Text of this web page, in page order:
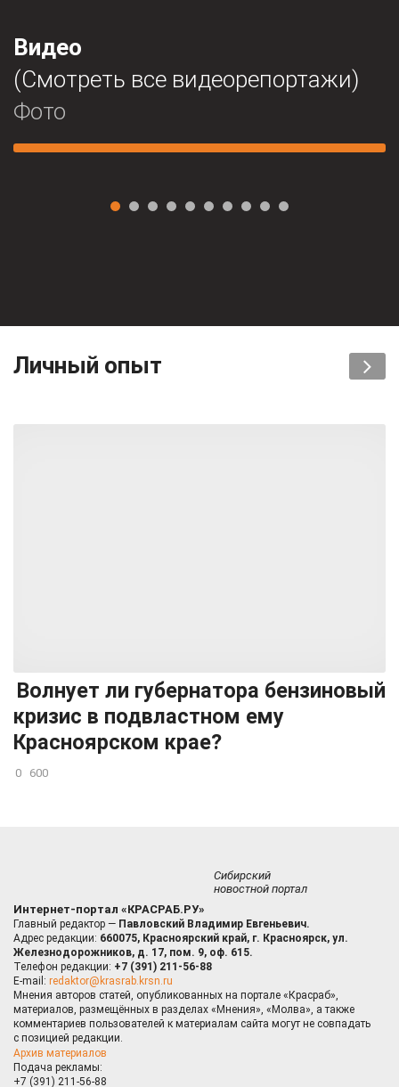
Видео
(Смотреть все видеорепортажи)
Фото
В Саяно-Шушенском заповеднике
впервые за полвека отмечена
рекордно крупная группа лосей
Личный опыт
Волнует ли губернатора бензиновый
кризис в подвластном ему
Красноярском крае?
0 600
Сибирский
новостной портал
Интернет-портал «КРАСРАБ.РУ»
Главный редактор — Павловский Владимир Евгеньевич.
Адрес редакции: 660075, Красноярский край, г. Красноярск, ул.
Железнодорожников, д. 17, пом. 9, оф. 615.
Телефон редакции: +7 (391) 211-56-88
E-mail: redaktor@krasrab.krsn.ru
Мнения авторов статей, опубликованных на портале «Красраб»,
материалов, размещённых в разделах «Мнения», «Молва», а также
комментариев пользователей к материалам сайта могут не совпадать
с позицией редакции.
Архив материалов
Подача рекламы:
+7 (391) 211-56-88